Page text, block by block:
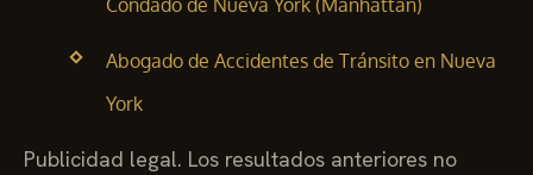
Abogado de Accidentes de Tránsito en Nueva
York
Publicidad legal. Los resultados anteriores no